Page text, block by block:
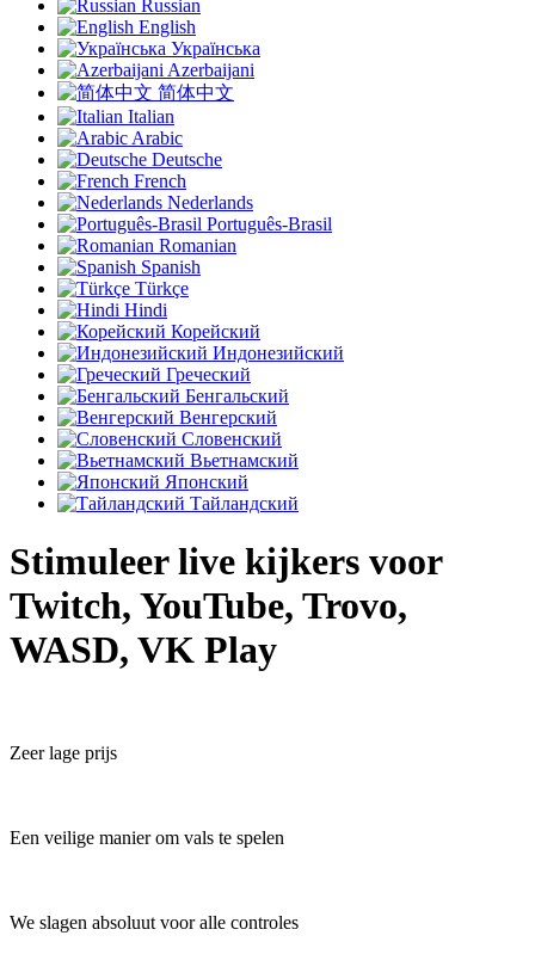
Russian
English
Українська
Azerbaijani
简体中文
Italian
Arabic
Deutsche
French
Nederlands
Português-Brasil
Romanian
Spanish
Türkçe
Hindi
Корейский
Индонезийский
Греческий
Бенгальский
Венгерский
Словенский
Вьетнамский
Японский
Тайландский
Stimuleer live kijkers voor
Twitch, YouTube, Trovo,
WASD, VK Play
Zeer lage prijs
Een veilige manier om vals te spelen
We slagen absoluut voor alle controles